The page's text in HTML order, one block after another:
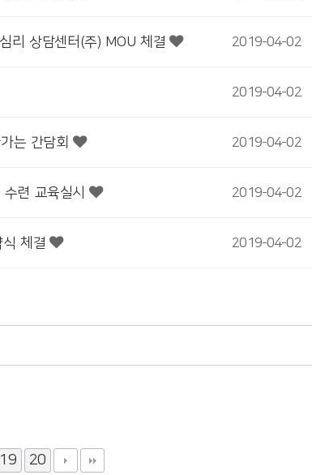
리 상담센터(주) MOU 체결 2019-04-02
2019-04-02
는 간담회 2019-04-02
련 교육실시 2019-04-02
체결 2019-04-02
19 20